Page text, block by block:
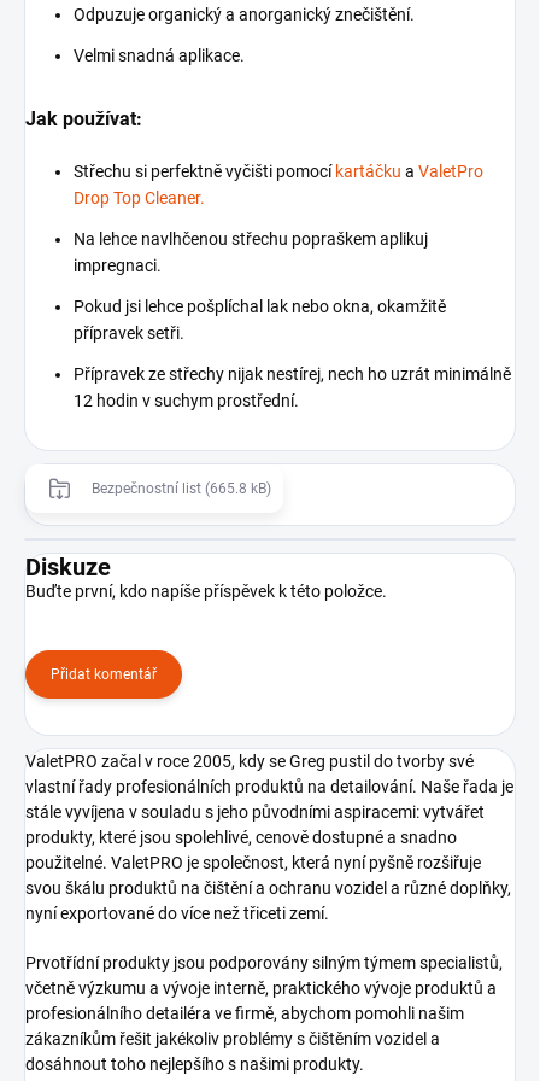
Odpuzuje organický a anorganický znečištění.
Velmi snadná aplikace.
Jak používat:
Střechu si perfektně vyčišti pomocíkartáčku a ValetPro
Drop Top Cleaner.
Na lehce navlhčenou střechu popraškem aplikuj
impregnaci.
Pokud jsi lehce pošplíchal lak nebo okna, okamžitě
přípravek setři.
Přípravek ze střechy nijak nestírej, nech ho uzrát minimálně
12 hodin v suchym prostřední.
Bezpečnostní list (665.8 kB)
Diskuze
Buďte první, kdo napíše příspěvek k této položce.
Přidat komentář
ValetPRO začal v roce 2005, kdy se Greg pustil do tvorby své
vlastní řady profesionálních produktů na detailování. Naše řada je
stále vyvíjena v souladu s jeho původními aspiracemi: vytvářet
produkty, které jsou spolehlivé, cenově dostupné a snadno
použitelné. ValetPRO je společnost, která nyní pyšně rozšiřuje
svou škálu produktů na čištění a ochranu vozidel a různé doplňky,
nyní exportované do více než třiceti zemí.
Prvotřídní produkty jsou podporovány silným týmem specialistů,
včetně výzkumu a vývoje interně, praktického vývoje produktů a
profesionálního detailéra ve firmě, abychom pomohli našim
zákazníkům řešit jakékoliv problémy s čištěním vozidel a
dosáhnout toho nejlepšího s našimi produkty.